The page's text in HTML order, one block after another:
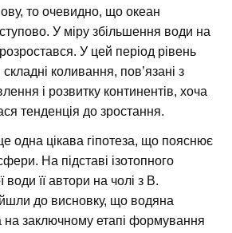
то очевидно, що океан
У міру збільшення води на
У цей період рівень
складні коливання, пов’язані з
і розвитку континентів, хоча
тенденція до зростання.
одна цікава гіпотеза, що пояснює
На підставі ізотопного
води її автори на чолі з В.
до висновку, що водяна
на заключному етапі формування